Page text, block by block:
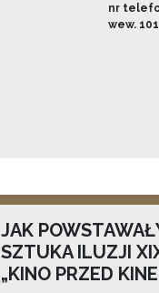
nr
wew. 101
JAK
SZTUKA ILUZJI
„KINO PRZED